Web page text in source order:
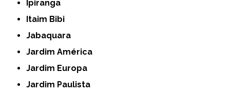
Ipiranga
Itaim Bibi
Jabaquara
Jardim América
Jardim Europa
Jardim Paulista